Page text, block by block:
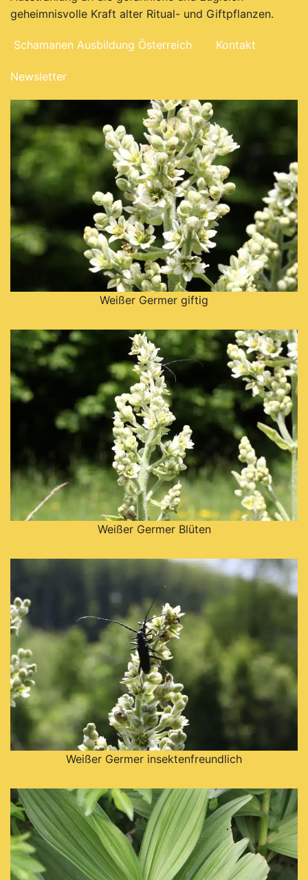
geheimnisvolle Kraft alter Ritual- und Giftpflanzen.
Schamanen Ausbildung Österreich Kontakt
Newsletter
Weißer Germer giftig
Weißer Germer Blüten
Weißer Germer insektenfreundlich